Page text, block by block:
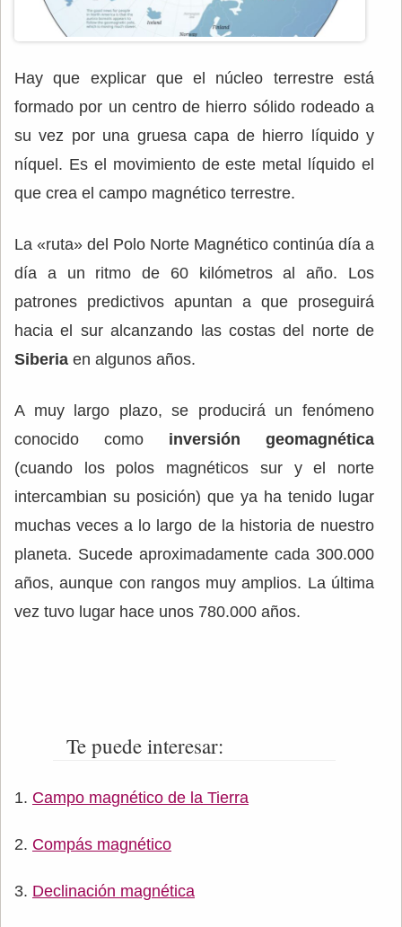
Hay que explicar que el núcleo terrestre está
formado por un centro de hierro sólido rodeado a
su vez por una gruesa capa de hierro líquido y
níquel. Es el movimiento de este metal líquido el
que crea el campo magnético terrestre.
La «ruta» del Polo Norte Magnético continúa día a
día a un ritmo de 60 kilómetros al año. Los
patrones predictivos apuntan a que proseguirá
hacia el sur alcanzando las costas del norte de
Siberia en algunos años.
A muy largo plazo, se producirá un fenómeno
conocido como inversión geomagnética
(cuando los polos magnéticos sur y el norte
intercambian su posición) que ya ha tenido lugar
muchas veces a lo largo de la historia de nuestro
planeta. Sucede aproximadamente cada 300.000
años, aunque con rangos muy amplios. La última
vez tuvo lugar hace unos 780.000 años.
Te puede interesar:
Campo magnético de la Tierra
Compás magnético
Declinación magnética